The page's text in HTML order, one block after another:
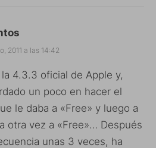
2011 a las 14:42
4.3.3 oficial de Apple y,
un poco en hacer el
le daba a «Free» y luego a
otra vez a «Free»… Después
unas 3 veces, ha